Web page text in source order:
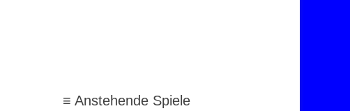
≡ Anstehende Spiele